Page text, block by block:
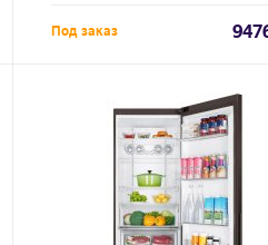
Под заказ